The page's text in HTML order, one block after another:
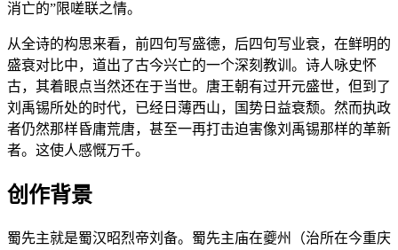
消亡的”限嗟联之情。
从全诗的构思来看，前四句写盛德，后四句写业衰，在鲜明的
盛衰对比中，道出了古今兴亡的一个深刻教训。诗人咏史怀
古，其着眼点当然还在于当世。唐王朝有过开元盛世，但到了
刘禹锡所处的时代，已经日薄西山，国势日益衰颓。然而执政
者仍然那样昏庸荒唐，甚至一再打击迫害像刘禹锡那样的革新
者。这使人感慨万千。
创作背景
蜀先主就是蜀汉昭烈帝刘备。蜀先主庙在夔州（治所在今重庆